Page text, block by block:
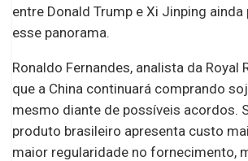
entre Donald Trump e Xi Jinping
esse panorama.
Ronaldo Fernandes, analista da Royal
que a China continuará comprando
mesmo diante de possíveis acordos.
produto brasileiro apresenta custo
maior regularidade no fornecimento,